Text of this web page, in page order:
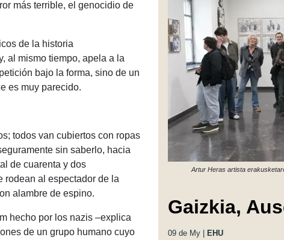
más terrible, el genocidio de
de la historia
al mismo tiempo, apela a la
bajo la forma, sino de un
es muy parecido.
todos van cubiertos con ropas
sin saberlo, hacia
de cuarenta y dos
rodean al espectador de la
alambre de espino.
hecho por los nazis –explica
de un grupo humano cuyo
Artur Heras artista
Gaizkia,
09 de My | EHU